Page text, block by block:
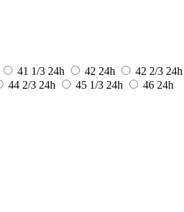
41 1/3 24h 42 24h 42 2/3 24h
44 2/3 24h 45 1/3 24h 46 24h